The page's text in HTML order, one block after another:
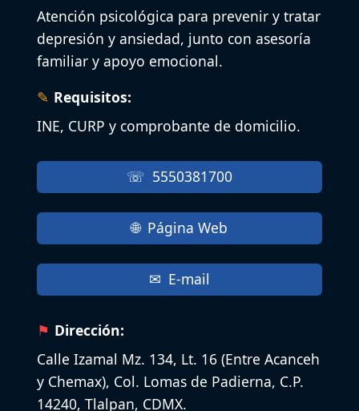
Atención psicológica para prevenir y tratar
depresión y ansiedad, junto con asesoría
familiar y apoyo emocional.
Requisitos:
INE, CURP y comprobante de domicilio.
5550381700
Página Web
E-mail
Dirección:
Calle Izamal Mz. 134, Lt. 16 (Entre Acanceh
y Chemax), Col. Lomas de Padierna, C.P.
14240, Tlalpan, CDMX.